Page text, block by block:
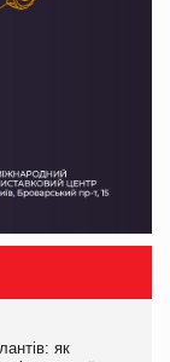
як